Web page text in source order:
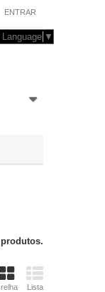
ENTRAR
▼
Lista